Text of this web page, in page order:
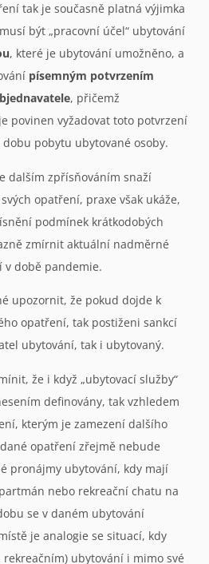
tak je současně platná výjimka
být „pracovní účel“ ubytování
, které je ubytování umožněno, a
písemným potvrzením
, přičemž
povinen vyžadovat toto potvrzení
pobytu ubytované osoby.
dalším zpřísňováním snaží
opatření, praxe však ukáže,
podmínek krátkodobých
zmírnit aktuální nadměrné
v době pandemie.
upozornit, že pokud dojde k
opatření, tak postiženi sankcí
ubytování, tak i ubytovaný.
že i když „ubytovací služby“
definovány, tak vzhledem
kterým je zamezení dalšího
opatření zřejmě nebude
pronájmy ubytování, kdy mají
nebo rekreační chatu na
se v daném ubytování
je analogie se situací, kdy
ubytování i mimo své